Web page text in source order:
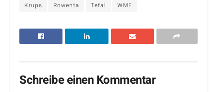
Krups
Rowenta Tefal WMF
Schreibe einen Kommentar